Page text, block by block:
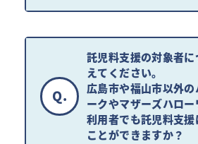
Q.
託児料支援の対象者
えてください。
広島市や福山市以外の
ークやマザーズハロー
利用者でも託児料支援
ことができますか？